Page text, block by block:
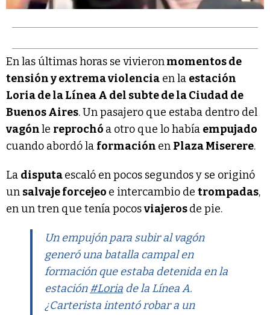
En las últimas horas se vivieronmomentos de
tensión y extrema violencia en la estación
Loria de la Línea A del subte de la Ciudad de
Buenos Aires. Un pasajero que estaba dentro del
vagónle reprochó a otro que lo había empujado
cuando abordó la formación en Plaza Miserere.
La disputaescaló en pocos segundos y se originó
un salvaje forcejeo e intercambio de trompadas,
en un tren que tenía pocosviajerosde pie.
Un empujón para subir al vagón
generó una batalla campal en
formación que estaba detenida en la
estación #Loria de la Línea A.
¿Carterista intentó robar a un